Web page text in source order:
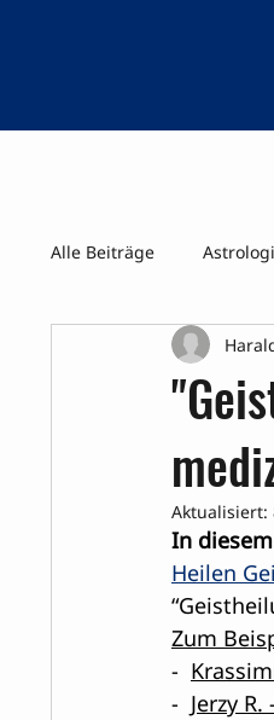
Alle Beiträge
Psi-Tage WK
Aktualisiert:
In
Heilen
Zum
-
- Jerzy